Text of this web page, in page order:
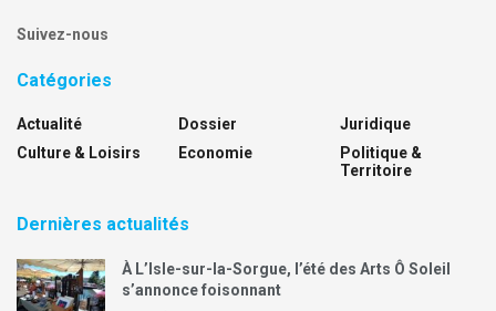
Suivez-nous
Catégories
Actualité
Culture & Loisirs
Dossier
Economie
Juridique
Politique &
Territoire
Dernières actualités
À L’Isle-sur-la-Sorgue, l’été des Arts Ô Soleil
s’annonce foisonnant